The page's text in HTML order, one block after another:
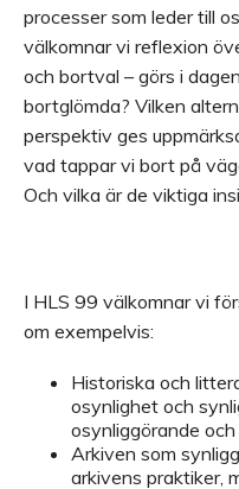
processer som leder till
välkomnar vi reflexion
och bortval – görs i
bortglömda? Vilken
perspektiv ges
vad tappar vi bort på
Och vilka är de viktiga
I HLS 99 välkomnar vi
om exempelvis:
Historiska och
osynlighet och
osynliggörande
Arkiven som
arkivens praktiker,